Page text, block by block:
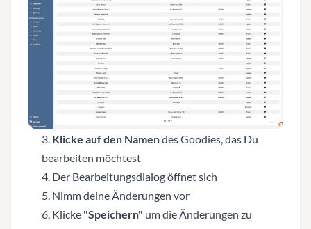
Klicke auf den Namendes Goodies, das Du
bearbeiten möchtest
Der Bearbeitungsdialog öffnet sich
Nimm deine Änderungen vor
Klicke "Speichern" um die Änderungen zu